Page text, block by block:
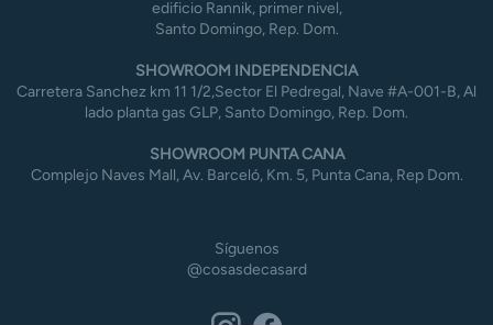
edificio Rannik, primer nivel,
Santo Domingo, Rep. Dom.
SHOWROOM INDEPENDENCIA
Carretera Sanchez km 11 1/2,Sector El Pedregal, Nave #A-001-B, Al
lado planta gas GLP, Santo Domingo, Rep. Dom.
SHOWROOM PUNTA CANA
Complejo Naves Mall, Av. Barceló, Km. 5, Punta Cana, Rep Dom.
Síguenos
@cosasdecasard